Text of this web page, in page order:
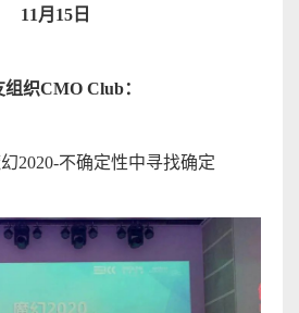
11 月 15 日
组织CMO Club：
2020-不确定性中寻找确定